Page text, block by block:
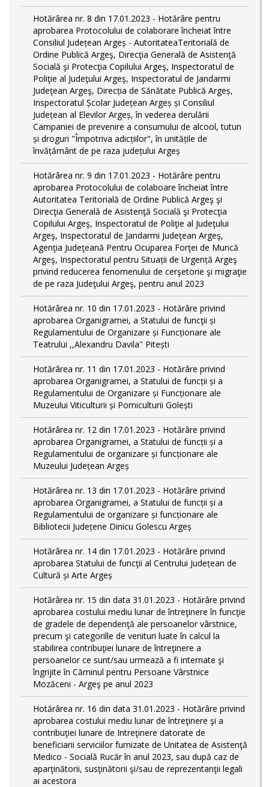
Hotărârea nr. 8 din 17.01.2023 - Hotărâre pentru
aprobarea Protocolului de colaborare încheiat între
Consiliul Județean Argeș - AutoritateaTeritorială de
Ordine Publică Argeş, Direcţia Generală de Asistenţă
Socială şi Protecţia Copilului Argeş, Inspectoratul de
Poliţie al Judeţului Argeş, Inspectoratul de Jandarmi
Judeţean Argeş, Direcția de Sănătate Publică Argeș,
Inspectoratul Școlar Județean Argeș și Consiliul
Județean al Elevilor Argeș, în vederea derulării
Campaniei de prevenire a consumului de alcool, tutun
și droguri "Împotriva adicțiilor", în unitățile de
învățământ de pe raza județului Argeș
Hotărârea nr. 9 din 17.01.2023 - Hotărâre pentru
aprobarea Protocolului de colaboare încheiat între
Autoritatea Teritorială de Ordine Publică Argeş şi
Direcţia Generală de Asistenţă Socială şi Protecţia
Copilului Argeş, Inspectoratul de Poliţie al Judeţului
Argeş, Inspectoratul de Jandarmi Judeţean Argeş,
Agenţia Judeţeană Pentru Ocuparea Forţei de Muncă
Argeş, Inspectoratul pentru Situații de Urgență Argeş
privind reducerea fenomenului de cerşetorie şi migraţie
de pe raza Judeţului Argeş, pentru anul 2023
Hotărârea nr. 10 din 17.01.2023 - Hotărâre privind
aprobarea Organigramei, a Statului de funcţii și
Regulamentului de Organizare și Funcționare ale
Teatrului ,,Alexandru Davila'' Pitești
Hotărârea nr. 11 din 17.01.2023 - Hotărâre privind
aprobarea Organigramei, a Statului de funcții și a
Regulamentului de Organizare și Funcționare ale
Muzeului Viticulturii și Pomiculturii Golești
Hotărârea nr. 12 din 17.01.2023 - Hotărâre privind
aprobarea Organigramei, a Statului de funcții și a
Regulamentului de organizare și funcționare ale
Muzeului Județean Argeș
Hotărârea nr. 13 din 17.01.2023 - Hotărâre privind
aprobarea Organigramei, a Statului de funcții și a
Regulamentului de organizare și funcționare ale
Bibliotecii Județene Dinicu Golescu Argeș
Hotărârea nr. 14 din 17.01.2023 - Hotărâre privind
aprobarea Statului de funcţii al Centrului Județean de
Cultură și Arte Argeș
Hotărârea nr. 15 din data 31.01.2023 - Hotărâre privind
aprobarea costului mediu lunar de întreţinere în funcţie
de gradele de dependenţă ale persoanelor vârstnice,
precum şi categorille de venituri luate în calcul la
stabilirea contribuţiei lunare de întreţinere a
persoanelor ce sunt/sau urmează a fi internate şi
îngrijite în Căminul pentru Persoane Vârstnice
Mozăceni - Argeş pe anul 2023
Hotărârea nr. 16 din data 31.01.2023 - Hotărâre privind
aprobarea costului mediu lunar de întreţinere şi a
contribuţiei lunare de Intreţinere datorate de
beneficiarii serviciilor furnizate de Unitatea de Asistenţă
Medico - Socială Rucăr în anul 2023, sau după caz de
aparţinătorii, susţinătorii şi/sau de reprezentanţii legali
ai acestora